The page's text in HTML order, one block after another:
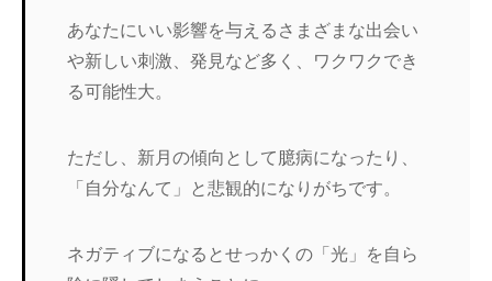
あなたにいい影響を与えるさまざまな出会い
や新しい刺激、発見など多く、ワクワクでき
る可能性大。
ただし、新月の傾向として臆病になったり、
「自分なんて」と悲観的になりがちです。
ネガティブになるとせっかくの「光」を自ら